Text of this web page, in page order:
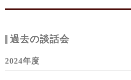
過去の談話会
2024年度